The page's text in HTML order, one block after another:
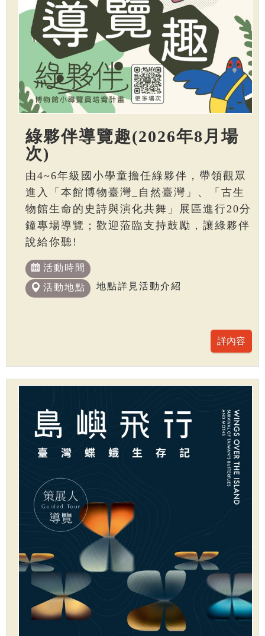
綠夥伴導覽趣(2026年8月場
次)
由4~6年級國小學童擔任綠夥伴，帶領觀眾
進入「本館博物臺灣_自然臺灣」、「古生
物館生命的史詩與演化共舞」展區進行20分
鐘專場導覽；歡迎蒞臨支持鼓勵，讓綠夥伴
說給你聽!
活動時間
活動地點
地點詳見活動介紹